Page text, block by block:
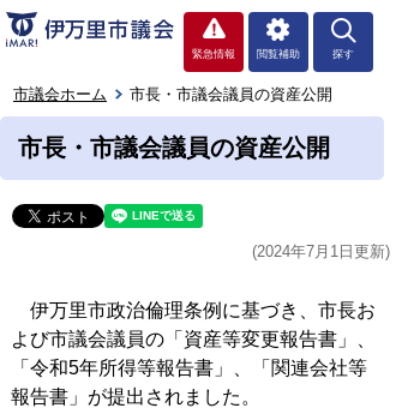
緊急情報 閲覧補助 探す
市議会ホーム 市長・市議会議員の資産公開
市長・市議会議員の資産公開
(2024年7月1日更新)
伊万里市政治倫理条例に基づき、市長お
よび市議会議員の「資産等変更報告書」、
「令和5年所得等報告書」、「関連会社等
報告書」が提出されました。